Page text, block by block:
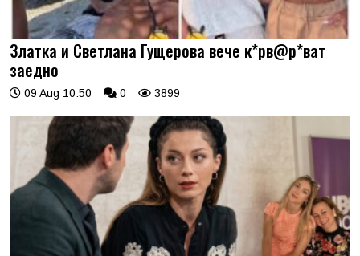
Златка и Светлана Гущерова вече к*рв@р*ват
заедно
09 Aug 10:50 0 3899